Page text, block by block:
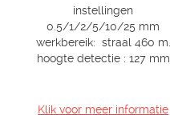
instellingen
0.5/1/2/5/10/25 mm
werkbereik: straal 460 m.
hoogte detectie : 127 mm
Klik voor meer informatie